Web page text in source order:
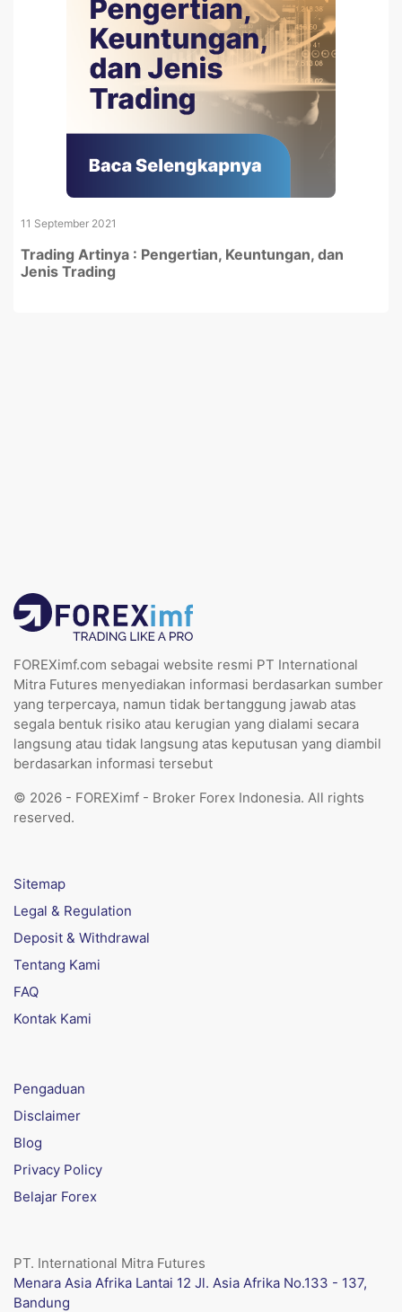
11 September 2021
Trading Artinya : Pengertian, Keuntungan, dan
Jenis Trading
FOREXimf.com sebagai website resmi PT International
Mitra Futures menyediakan informasi berdasarkan sumber
yang terpercaya, namun tidak bertanggung jawab atas
segala bentuk risiko atau kerugian yang dialami secara
langsung atau tidak langsung atas keputusan yang diambil
berdasarkan informasi tersebut
© 2026 - FOREXimf - Broker Forex Indonesia. All rights
reserved.
Sitemap
Legal & Regulation
Deposit & Withdrawal
Tentang Kami
FAQ
Kontak Kami
Pengaduan
Disclaimer
Blog
Privacy Policy
Belajar Forex
PT. International Mitra Futures
Menara Asia Afrika Lantai 12 Jl. Asia Afrika No.133 - 137,
Bandung